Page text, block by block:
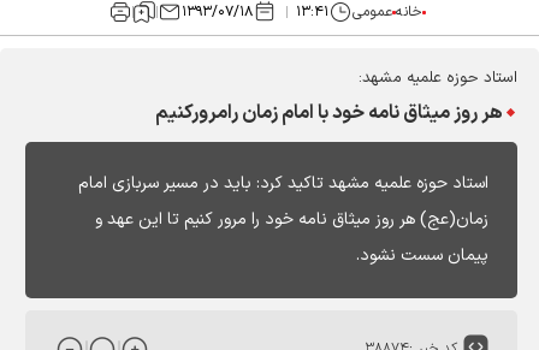
خانهعمومی ۱۳:۴۱ ۱۳۹۳/۰۷/۱۸
استاد حوزه علمیه مشهد:
هر روز میثاق نامه خود با امام زمان رامرورکنیم
استاد حوزه علمیه مشهد تاکید کرد: باید در مسیر سربازی امام
زمان(عج) هر روز میثاق نامه خود را مرور کنیم تا این عهد و
پیمان سست نشود.